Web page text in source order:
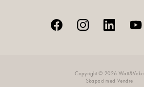
Copyright © 2026 Watt&Veke
Skapad med Vendre